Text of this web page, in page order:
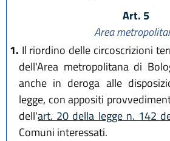
Art. 5
Area
1. Il riordino delle circoscrizioni
dell'Area metropolitana di
anche in deroga alle
legge, con appositi
dell'art. 20 della legge n. 142
Comuni interessati.